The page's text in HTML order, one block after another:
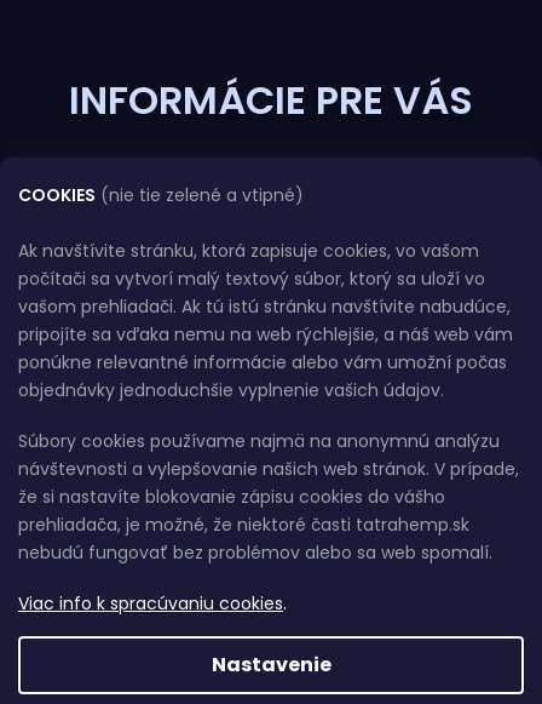
COOKIES (nie tie zelené a vtipné)
Ak navštívite stránku, ktorá zapisuje cookies, vo vašom
počítači sa vytvorí malý textový súbor, ktorý sa uloží vo
vašom prehliadači. Ak tú istú stránku navštívite nabudúce,
pripojíte sa vďaka nemu na web rýchlejšie, a náš web vám
ponúkne relevantné informácie alebo vám umožní počas
objednávky jednoduchšie vyplnenie vašich údajov.
Súbory cookies používame najmä na anonymnú analýzu
návštevnosti a vylepšovanie našich web stránok. V prípade,
že si nastavíte blokovanie zápisu cookies do vášho
prehliadača, je možné, že niektoré časti tatrahemp.sk
nebudú fungovať bez problémov alebo sa web spomalí.
Viac info k spracúvaniu cookies.
Nastavenie
INFORMÁCIE PRE VÁS
Platba a dodanie
Bankové údaje
Podmienky ochrany osobných údajov
Veľkoobchod
Sledovanie zásielky
Adulto - návod na overenie veku.
PLATBY A DOPRAVA
U nás môžete platiť prostredníctvom QR kódu